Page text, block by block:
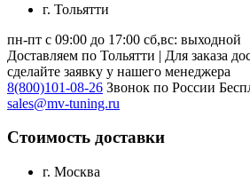
г. Тольятти
пн-пт с 09:00 до 17:00 сб,вс: выходной
Доставляем по Тольятти | Для заказа
сделайте заявку у нашего менеджера
8(800)101-08-26 Звонок по России
sales@mv-tuning.ru
Стоимость доставки
г. Москва